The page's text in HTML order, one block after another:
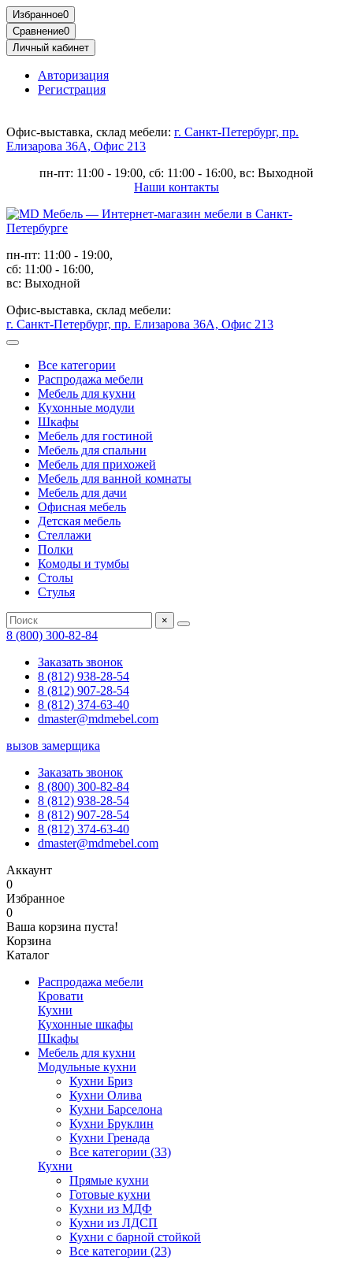
Избранное0
Сравнение0
Личный кабинет
Авторизация
Регистрация
Офис-выставка, склад мебели: г. Санкт-Петербург, пр.
Елизарова 36А, Офис 213
пн-пт: 11:00 - 19:00, сб: 11:00 - 16:00, вс: Выходной
Наши контакты
пн-пт: 11:00 - 19:00,
сб: 11:00 - 16:00,
вс: Выходной
Офис-выставка, склад мебели:
г. Санкт-Петербург, пр. Елизарова 36А, Офис 213
Все категории
Распродажа мебели
Мебель для кухни
Кухонные модули
Шкафы
Мебель для гостиной
Мебель для спальни
Мебель для прихожей
Мебель для ванной комнаты
Мебель для дачи
Офисная мебель
Детская мебель
Стеллажи
Полки
Комоды и тумбы
Столы
Стулья
×
8 (800) 300-82-84
Заказать звонок
8 (812) 938-28-54
8 (812) 907-28-54
8 (812) 374-63-40
dmaster@mdmebel.com
вызов замерщика
Заказать звонок
8 (800) 300-82-84
8 (812) 938-28-54
8 (812) 907-28-54
8 (812) 374-63-40
dmaster@mdmebel.com
Аккаунт
0
Избранное
0
Ваша корзина пуста!
Корзина
Каталог
Распродажа мебели
Кровати
Кухни
Кухонные шкафы
Шкафы
Мебель для кухни
Модульные кухни
Кухни Бриз
Кухни Олива
Кухни Барселона
Кухни Бруклин
Кухни Гренада
Все категории (33)
Кухни
Прямые кухни
Готовые кухни
Кухни из МДФ
Кухни из ЛДСП
Кухни с барной стойкой
Все категории (23)